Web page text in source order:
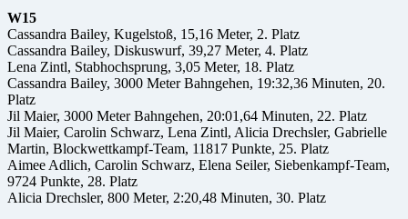
W15
Cassandra Bailey, Kugelstoß, 15,16 Meter, 2. Platz
Cassandra Bailey, Diskuswurf, 39,27 Meter, 4. Platz
Lena Zintl, Stabhochsprung, 3,05 Meter, 18. Platz
Cassandra Bailey, 3000 Meter Bahngehen, 19:32,36 Minuten, 20.
Platz
Jil Maier, 3000 Meter Bahngehen, 20:01,64 Minuten, 22. Platz
Jil Maier, Carolin Schwarz, Lena Zintl, Alicia Drechsler, Gabrielle
Martin, Blockwettkampf-Team, 11817 Punkte, 25. Platz
Aimee Adlich, Carolin Schwarz, Elena Seiler, Siebenkampf-Team,
9724 Punkte, 28. Platz
Alicia Drechsler, 800 Meter, 2:20,48 Minuten, 30. Platz